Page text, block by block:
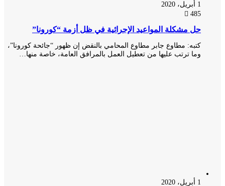
حل مشكلة المواعيد الإجرائية في ظل أزمة “كورونا”
كتبه: مطاوع جابر مطاوع المحامي بالنقض إن ظهور “جائحة كورونا”،
وما ترتب عليها من تعطيل العمل بالمرافق العامة، خاصة منها…